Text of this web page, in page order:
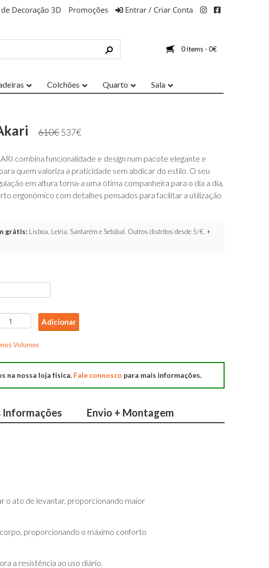
Decoração 3D Promoções Entrar / Criar Conta
0 items - 0€
Colchões Quarto Sala
610€537€
combina funcionalidade e design num pacote elegante e
quem valoriza a praticidade sem abdicar do estilo. O seu
em altura torna-a uma ótima companheira para o dia a dia,
ergonómico com detalhes pensados ​​para facilitar a utilização
grátis: Lisboa, Leiria, Santarém e Setúbal. Outros distritos desde 5/€.+
Quantidade
Adicionar
Volumes
na nossa loja física. Fale connosco para mais informações.
Informações Envio + Montagem
o ato de levantar, proporcionando maior
proporcionando o máximo conforto
a resistência ao uso diário.